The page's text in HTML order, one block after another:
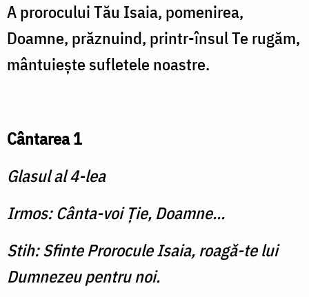
A prorocului Tău Isaia, pomenirea,
Doamne, prăznuind, printr-însul Te rugăm,
mântuieşte sufletele noastre.
Cântarea 1
Glasul al 4-lea
Irmos: Cânta-voi Ţie, Doamne...
Stih: Sfinte Prorocule Isaia, roagă-te lui
Dumnezeu pentru noi.